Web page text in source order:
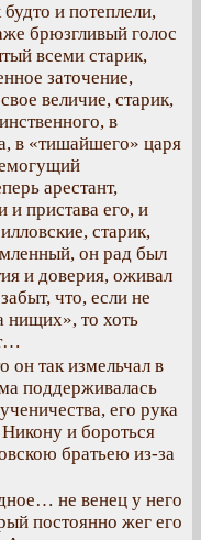
и потеплели,
брюзгливый голос
всеми старик,
заточение,
величие, старик,
в
в «тишайшего» царя
арестант,
и пристава его, и
старик,
он рад был
и доверия, оживал
что, если не
нищих», то хоть
он так измельчал в
поддерживалась
его рука
и бороться
братьею из-за
не венец у него
постоянно жег его